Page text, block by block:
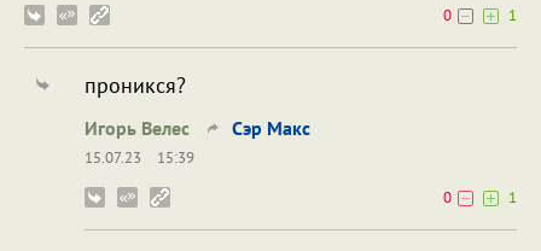
0
1
проникся?
Игорь Велес Сэр Макс
15.07.23
15:39
0
1